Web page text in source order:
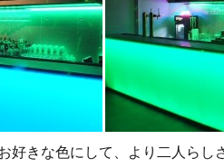
好きな色にして、より二人ら